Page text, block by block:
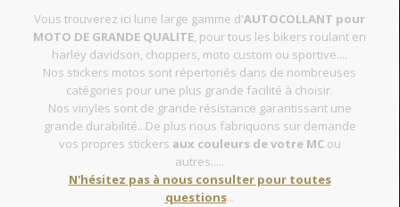
Vous trouverez ici lune large gamme d'AUTOCOLLANT pour
MOTO DE GRANDE QUALITE, pour tous les bikers roulant en
harley davidson, choppers, moto custom ou sportive....
Nos stickers motos sont répertoriés dans de nombreuses
catégories pour une plus grande facilité à choisir.
Nos vinyles sont de grande résistance garantissant une
grande durabilité...De plus nous fabriquons sur demande
vos propres stickers aux couleurs de votre MCou
autres.....
N'hésitez pas à nous consulter pour toutes
questions...